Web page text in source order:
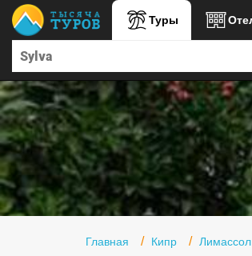
Туры
Главная Кипр Лимассол
Главная
Туры в Турцию
Туры в Египет
Туры в ОАЭ
Офис г. Москва